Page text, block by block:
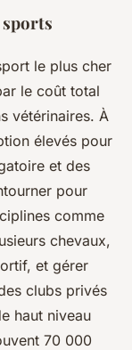
sports
le plus cher
le coût total
vétérinaires. À
élevés pour
et des
pour
comme
chevaux,
et gérer
clubs privés
haut niveau
70 000